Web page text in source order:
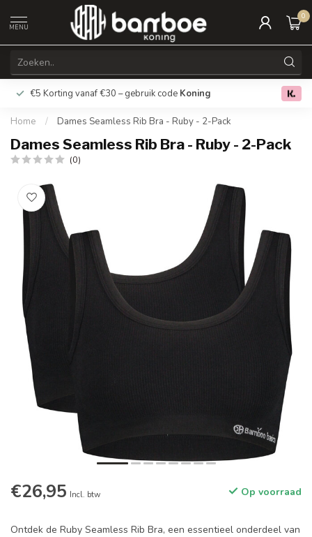
MENU
0
€5 Korting vanaf €30 – gebruik code Koning Gratis
Home / Dames Seamless Rib Bra - Ruby - 2-Pack
Dames Seamless Rib Bra - Ruby - 2-Pack
(0)
€26,95 Incl. btw Op voorraad
Ontdek de Ruby Seamless Rib Bra, een essentieel onderdeel van